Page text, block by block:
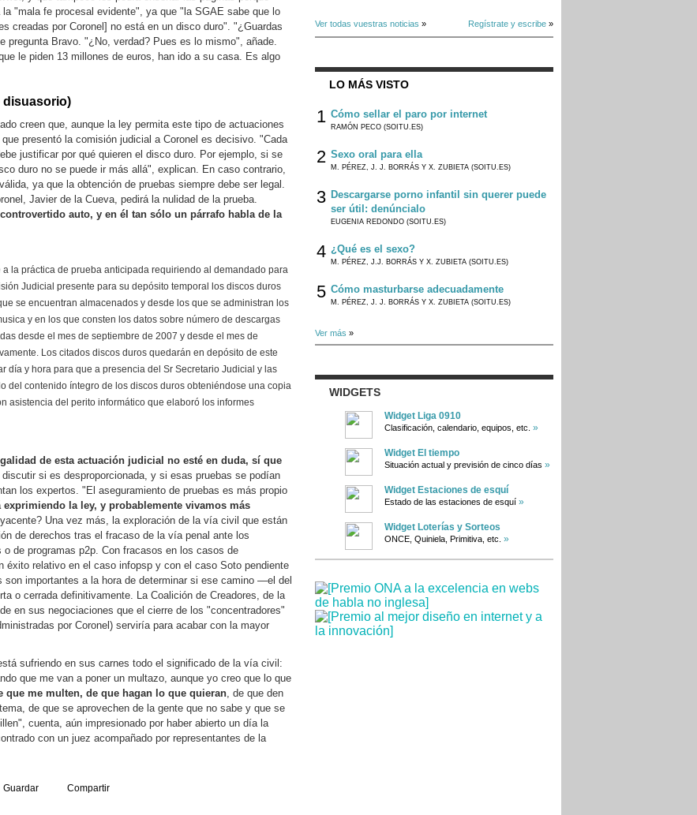
"mala fe procesal evidente", ya que "la SGAE sabe que lo
creadas por Coronel] no está en un disco duro". "¿Guardas
pregunta Bravo. "¿No, verdad? Pues es lo mismo", añade.
le piden 13 millones de euros, han ido a su casa. Es algo
disuasorio)
creen que, aunque la ley permita este tipo de actuaciones
presentó la comisión judicial a Coronel es decisivo. "Cada
justificar por qué quieren el disco duro. Por ejemplo, si se
duro no se puede ir más allá", explican. En caso contrario,
ya que la obtención de pruebas siempre debe ser legal.
Javier de la Cueva, pedirá la nulidad de la prueba.
auto, y en él tan sólo un párrafo habla de la
a la práctica de prueba anticipada requiriendo al demandado para
Judicial presente para su depósito temporal los discos duros
se encuentran almacenados y desde los que se administran los
y en los que consten los datos sobre número de descargas
desde el mes de septiembre de 2007 y desde el mes de
Los citados discos duros quedarán en depósito de este
día y hora para que a presencia del Sr Secretario Judicial y las
del contenido íntegro de los discos duros obteniéndose una copia
asistencia del perito informático que elaboró los informes
de esta actuación judicial no esté en duda, sí que
si es desproporcionada, y si esas pruebas se podían
los expertos. "El aseguramiento de pruebas es más propio
exprimiendo la ley, y probablemente vivamos más
Una vez más, la exploración de la vía civil que están
de derechos tras el fracaso de la vía penal ante los
de programas p2p. Con fracasos en los casos de
éxito relativo en el caso infopsp y con el caso Soto pendiente
importantes a la hora de determinar si ese camino —el del
o cerrada definitivamente. La Coalición de Creadores, de la
en sus negociaciones que el cierre de los "concentradores"
por Coronel) serviría para acabar con la mayor
sufriendo en sus carnes todo el significado de la vía civil:
que me van a poner un multazo, aunque yo creo que lo que
que me multen, de que hagan lo que quieran, de que den
de que se aprovechen de la gente que no sabe y que se
cuenta, aún impresionado por haber abierto un día la
con un juez acompañado por representantes de la
Guardar Compartir
Ver todas vuestras noticias » Regístrate y escribe »
LO MÁS VISTO
1 Cómo sellar el paro por internet
RAMÓN PECO (SOITU.ES)
2 Sexo oral para ella
M. PÉREZ, J. J. BORRÁS Y X. ZUBIETA (SOITU.ES)
3 Descargarse porno infantil sin querer puede
ser útil: denúncialo
EUGENIA REDONDO (SOITU.ES)
4 ¿Qué es el sexo?
M. PÉREZ, J.J. BORRÁS Y X. ZUBIETA (SOITU.ES)
5 Cómo masturbarse adecuadamente
M. PÉREZ, J. J. BORRÁS Y X. ZUBIETA (SOITU.ES)
Ver más »
WIDGETS
Widget Liga 0910
Clasificación, calendario, equipos, etc. »
Widget El tiempo
Situación actual y previsión de cinco días »
Widget Estaciones de esquí
Estado de las estaciones de esquí »
Widget Loterías y Sorteos
ONCE, Quiniela, Primitiva, etc. »